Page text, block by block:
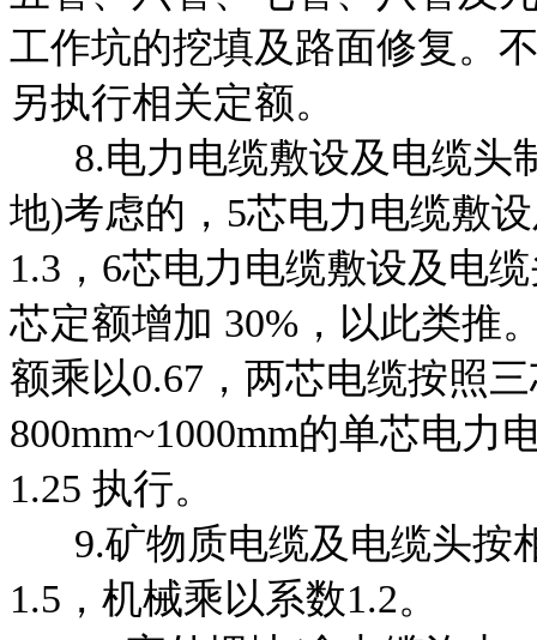
工作坑的挖填及路面修复。
另执行相关定额。
8.电力电缆敷设及电缆头
地)考虑的，5芯电力电缆敷
1.3，6芯电力电缆敷设及电
芯定额增加 30%，以此类推
额乘以0.67，两芯电缆按照
800mm~1000mm的单芯电力
1.25 执行。
9.矿物质电缆及电缆头按
1.5，机械乘以系数1.2。